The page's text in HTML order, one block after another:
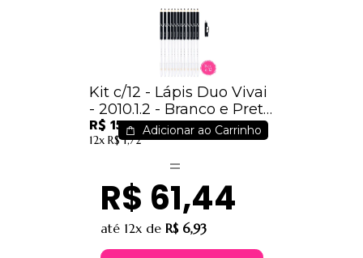
Kit c/12 - Lápis Duo Vivai
- 2010.1.2 - Branco e Preto
/ 1,27
R$ 15,24
12x R$ 1,72
Adicionar ao Carrinho
R$ 61,44
até 12x de R$ 6,93